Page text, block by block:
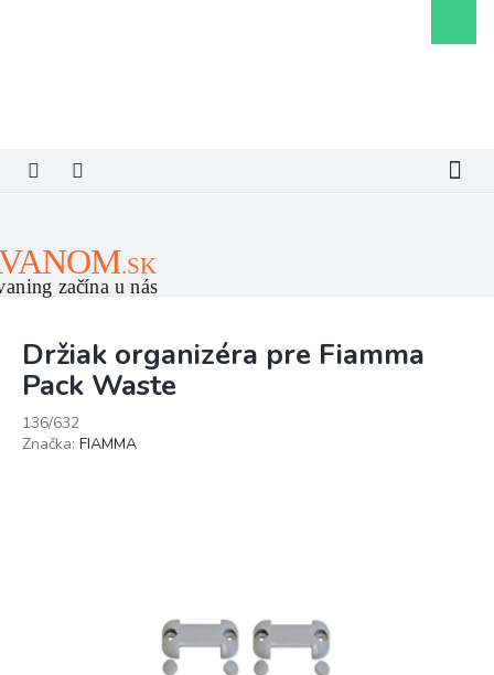
košík
Držiak organizéra pre Fiamma
Pack Waste
136/632
Značka: FIAMMA